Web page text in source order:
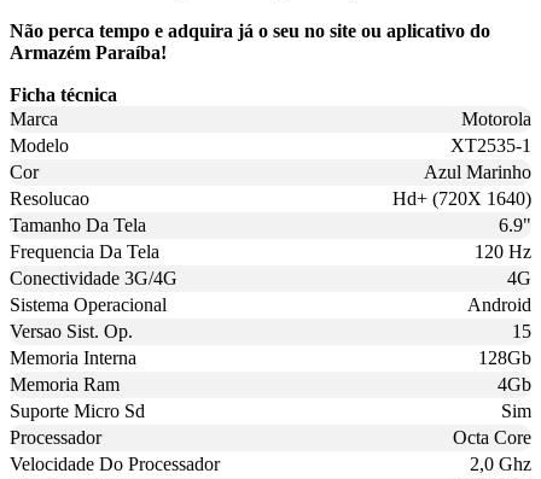
Não perca tempo e adquira já o seu no site ou aplicativo do
Armazém Paraíba!
Ficha técnica
Marca
Motorola
Modelo
XT2535-1
Cor
Azul Marinho
Resolucao
Hd+ (720X 1640)
Tamanho Da Tela
6.9"
Frequencia Da Tela
120 Hz
Conectividade 3G/4G
4G
Sistema Operacional
Android
Versao Sist. Op.
15
Memoria Interna
128Gb
Memoria Ram
4Gb
Suporte Micro Sd
Sim
Processador
Octa Core
Velocidade Do Processador
2,0 Ghz